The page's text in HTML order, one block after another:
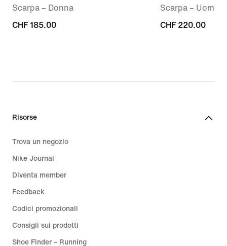
Scarpa – Donna
CHF
CHF 185.00
Scarpa – Uomo
CHF
CHF 220.00
Risorse
Trova un negozio
Nike Journal
Diventa member
Feedback
Codici promozionali
Consigli sui prodotti
Shoe Finder – Running